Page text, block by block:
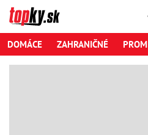
DOMÁCE ZAHRANIČNÉ